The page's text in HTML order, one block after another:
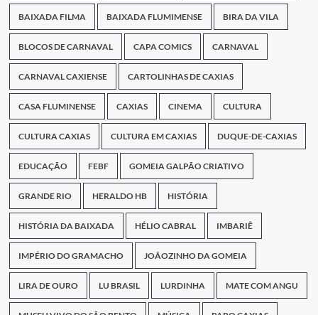
BAIXADA FILMA BAIXADA FLUMIMENSE BIRA DA VILA
BLOCOS DE CARNAVAL CAPA COMICS CARNAVAL
CARNAVAL CAXIENSE CARTOLINHAS DE CAXIAS
CASA FLUMINENSE CAXIAS CINEMA CULTURA
CULTURA CAXIAS CULTURA EM CAXIAS DUQUE-DE-CAXIAS
EDUCAÇÃO FEBF GOMEIA GALPÃO CRIATIVO
GRANDE RIO HERALDO HB HISTÓRIA
HISTÓRIA DA BAIXADA HÉLIO CABRAL IMBARIÊ
IMPÉRIO DO GRAMACHO JOÃOZINHO DA GOMEIA
LIRA DE OURO LU BRASIL LURDINHA MATE COM ANGU